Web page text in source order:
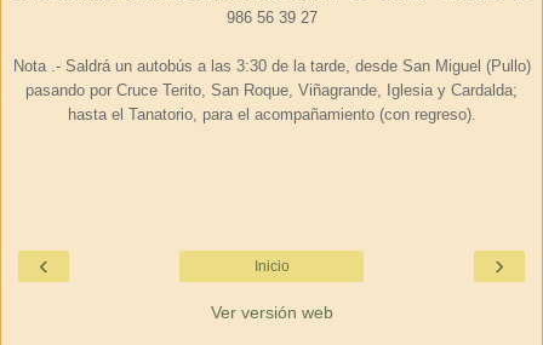
986 56 39 27
Nota .- Saldrá un autobús a las 3:30 de la tarde, desde San Miguel (Pullo)
pasando por Cruce Terito, San Roque, Viñagrande, Iglesia y Cardalda;
hasta el Tanatorio, para el acompañamiento(con regreso).
‹ ›
Inicio
Ver versión web